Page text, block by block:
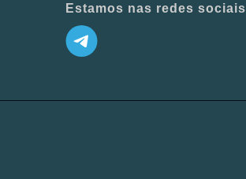
Estamos nas redes sociais